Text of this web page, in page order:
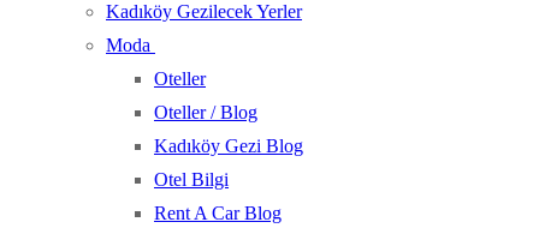
Kadıköy Gezilecek Yerler
Moda
Oteller
Oteller / Blog
Kadıköy Gezi Blog
Otel Bilgi
Rent A Car Blog